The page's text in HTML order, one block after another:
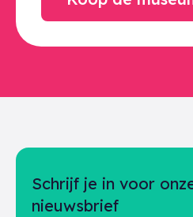
Schrijf je in voor
nieuwsbrief